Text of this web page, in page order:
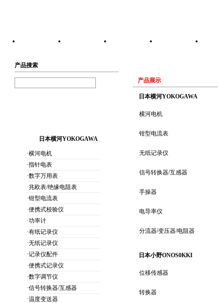
产品搜索
日本横河YOKOGAWA
·横河电机
·指针电表
·数字万用表
·兆欧表/绝缘电阻表
·钳型电流表
·便携式校验仪
·功率计
·有纸记录仪
·无纸记录仪
·记录仪配件
·便携式记录仪
·数字调节仪
·信号转换器/互感器
·温度变送器
产品展示
日本横河YOKOGAWA
横河电机
钳型电流表
无纸记录仪
信号转换器/互感器
手操器
电导率仪
分流器/变压器/电阻器
日本小野ONOS0KKI
位移传感器
转换器